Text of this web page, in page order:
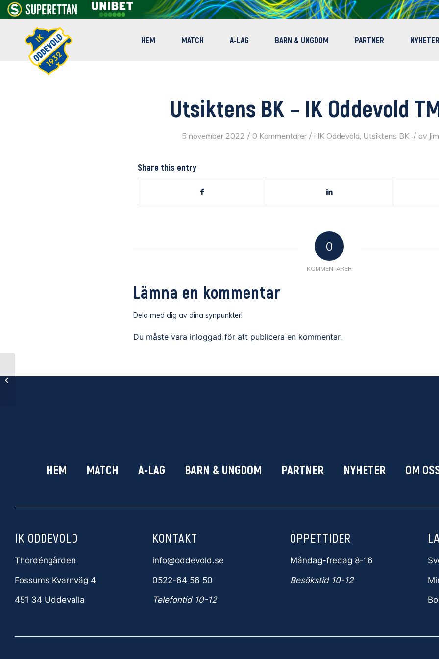
HEM MATCH A-LAG BARN & UNGDOM PARTNER NYHETER
Utsiktens BK – IK Oddevold
5 november 2022 / 0 Kommentarer / i IK Oddevold, Utsiktens BK / av
Share this entry
0
KOMMENTARER
Lämna en kommentar
Dela med dig av dina synpunkter!
Du måste vara inloggad för att publicera en kommentar.
HEM MATCH A-LAG BARN & UNGDOM PARTNER NYHETER OM
IK ODDEVOLD
Thordéngården
Fossums Kvarnväg 4
451 34 Uddevalla
KONTAKT
info@oddevold.se
0522-64 56 50
Telefontid 10-12
ÖPPETTIDER
Måndag-fredag 8-16
Besökstid 10-12
IK Oddevold – Vänersborgs IF Ettan